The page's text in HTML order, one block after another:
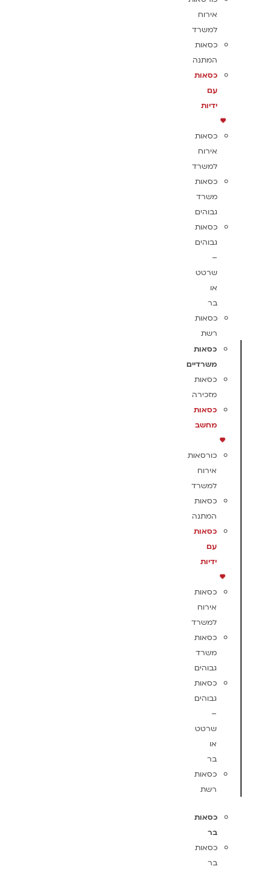
אירוח
למשרד
כסאות
המתנה
כסאות
עם
ידיות
כסאות
אירוח
למשרד
כסאות
משרד
גבוהים
כסאות
גבוהים
–
שרטט
או
בר
כסאות
רשת
כסאות
משרדיים
כסאות
מזכירה
כסאות
מחשב
כורסאות
אירוח
למשרד
כסאות
המתנה
כסאות
עם
ידיות
כסאות
אירוח
למשרד
כסאות
משרד
גבוהים
כסאות
גבוהים
–
שרטט
או
בר
כסאות
רשת
כסאות
בר
כסאות
בר